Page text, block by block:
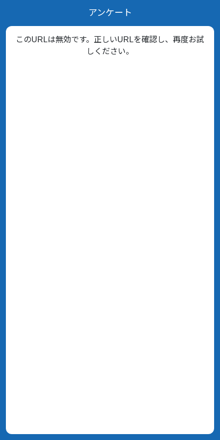
アンケート
このURLは無効です。正しいURLを確認し、再度お試
しください。